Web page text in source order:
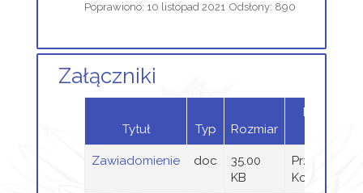
Poprawiono: 10 listopad 2021 Odsłony: 890
Załączniki
Tytuł Typ Rozmiar
Dodany
Zawiadomienie doc
35.00
KB
Przemysław
Kołodziej